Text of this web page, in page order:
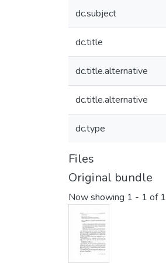
dc.subject
dc.title
dc.title.alternative
dc.title.alternative
dc.type
Files
Original bundle
Now showing 1 - 1 of 1